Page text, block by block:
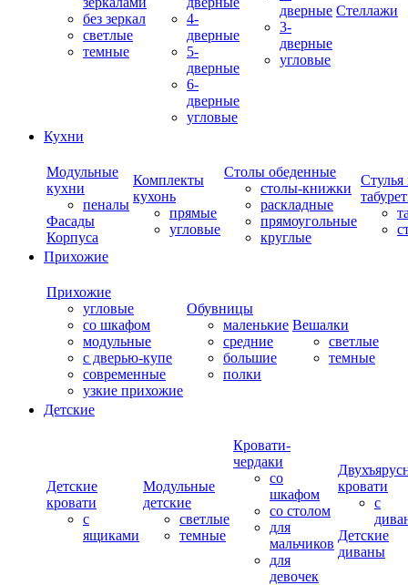
без зеркал
светлые
темные
4-
дверные
5-
дверные
6-
дверные
угловые
дверные
3-
дверные
угловые
Стеллажи
Кухни
Модульные
кухни
пеналы
Фасады
Корпуса
Комплекты
кухонь
прямые
угловые
Столы обеденные
столы-книжки
раскладные
прямоугольные
круглые
Стулья
Прихожие
Прихожие
угловые
со шкафом
модульные
с дверью-купе
современные
узкие прихожие
Обувницы
маленькие
средние
большие
полки
Вешалки
светлые
темные
Детские
Детские
кровати
с
ящиками
Модульные
детские
светлые
темные
Кровати-
чердаки
со
шкафом
со столом
для
мальчиков
для
девочек
кровати
с
Детские
диваны